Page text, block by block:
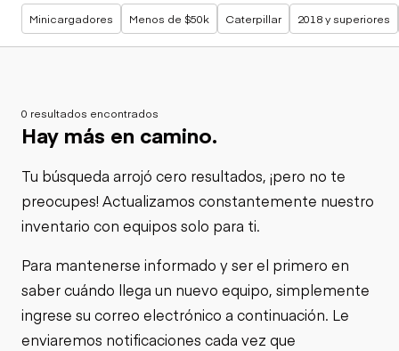
Búsquedas populares
Minicargadores Menos de $50k Caterpillar 2018 y superiores
0 resultados encontrados
Hay más en camino.
Tu búsqueda arrojó cero resultados, ¡pero no te
preocupes! Actualizamos constantemente nuestro
inventario con equipos solo para ti.
Para mantenerse informado y ser el primero en
saber cuándo llega un nuevo equipo, simplemente
ingrese su correo electrónico a continuación. Le
enviaremos notificaciones cada vez que